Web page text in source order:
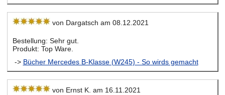
von Dargatsch am 08.12.2021
Bestellung: Sehr gut.
Produkt: Top Ware.
-> Bücher Mercedes B-Klasse (W245) - So wirds gemacht
von Ernst K. am 16.11.2021